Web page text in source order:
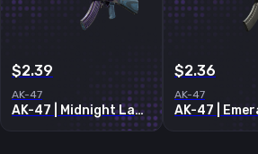
$2.39
AK-47
AK-47 | Midnight Laminate
$2.36
AK-47